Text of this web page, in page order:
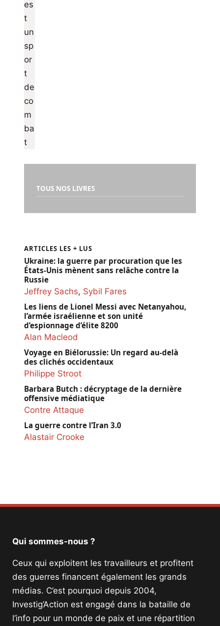
TOUS NOS LIVRES
ARTICLES LES + LUS
Ukraine: la guerre par procuration que les
États-Unis mènent sans relâche contre la
Russie
Jeffrey Sachs, Sybil Fares
Les liens de Lionel Messi avec Netanyahou,
l’armée israélienne et son unité
d’espionnage d’élite 8200
Alan Macleod
Voyage en Biélorussie: Un regard au-delà
des clichés occidentaux
Philippe Stroot
Barbara Butch : décryptage de la dernière
offensive médiatique
Contre Attaque
La guerre contre l’Iran 3.0
Alastair Crooke
Qui sommes-nous ?
Ceux qui exploitent les travailleurs et profitent
des guerres financent également les grands
médias. C’est pourquoi depuis 2004,
Investig’Action est engagé dans la bataille de
l’info pour un monde de paix et une répartition